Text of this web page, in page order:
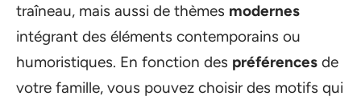
traîneau, mais aussi de thèmes modernes
intégrant des éléments contemporains ou
humoristiques. En fonction des préférences de
votre famille, vous pouvez choisir des motifs qui